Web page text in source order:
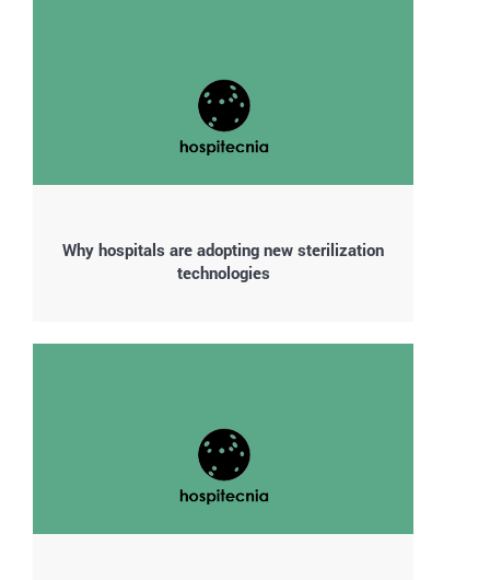
Why hospitals are adopting new sterilization
technologies